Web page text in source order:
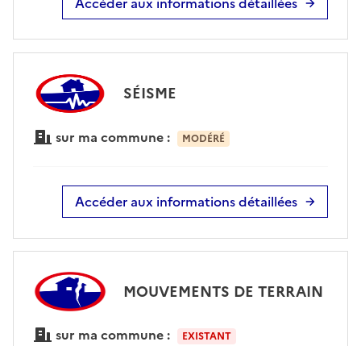
SÉISME
sur ma commune : MODÉRÉ
Accéder aux informations détaillées
MOUVEMENTS DE TERRAIN
sur ma commune : EXISTANT